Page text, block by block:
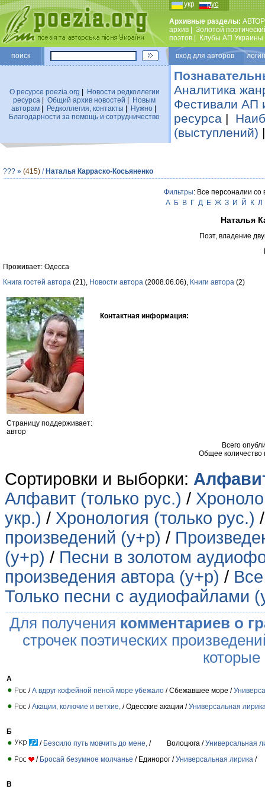
укр рус
Архивные разделы:
архив
Золотой
поэтов
Клубы АП Украины
поиск вход для авторов
О ресурсе poezia.org
Новости редколлегии
ресурса
Общий архив новостей
Новым
авторам| Редколлегия, контакты Нужно|
Благодарности за помощь и сотрудничество
Аналитика
Фестивали АП
ресурса |
(выступлений)
??? » (415) / Наталья Карраско-Косьяненко
Фильтры: Все персоналии со
А
Б В Г Д Е Ж З И Й К Л
Наталья
Поэт, владение
Проживает: Одесса
Книга гостей автора (21), Новости автора (2008.06.06), Книги автора (2)
Страницу поддерживает:
автор
Контактная информация:
Всего
Общее количество
Сортировки и выборки:
Алфавит (только рус.) /
укр.) / Хронология (только рус.)
произведений (у+р) /
(у+р) / Песни в золотом
произведения автора (у+р) /
Только песни с аудиофайлами
Для получения комментариев о
строчек поэтических
А
/А вдруг кофейной пеной море убежало / Сбежавшее море /
/Акации, колючие и ветхие, / Одесские акации /Универсальная
Б
/ Безсило путь мовчить до мене, / Волоцюга /Универсальная
/ Бросай безумное молчанье / Единорог /Универсальная лирика /
В